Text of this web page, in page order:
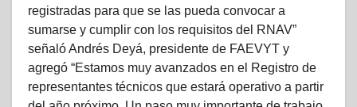
registradas para que se las pueda convocar a
sumarse y cumplir con los requisitos del RNAV”
señaló Andrés Deyá, presidente de FAEVYT y
agregó “Estamos muy avanzados en el Registro de
representantes técnicos que estará operativo a partir